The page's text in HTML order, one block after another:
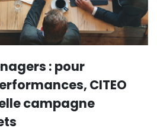
: pour
CITEO
campagne